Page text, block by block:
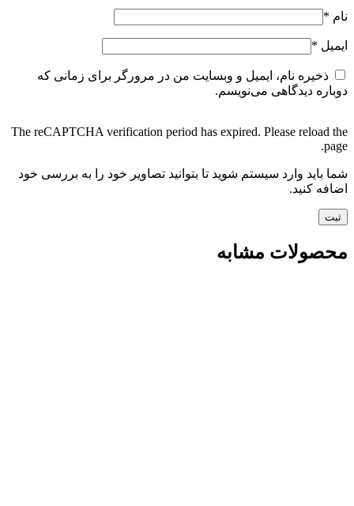
نام *
ایمیل *
ذخیره نام، ایمیل و وبسایت من در مرورگر برای زمانی که
دوباره دیدگاهی می‌نویسم.
The reCAPTCHA verification period has expired. Please reload the
page.
شما باید وارد سیستم شوید تا بتوانید تصاویر خود را به بررسی خود
اضافه کنید.
محصولات مشابه